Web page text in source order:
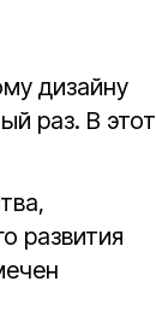
дизайну
раз. В этот
развития